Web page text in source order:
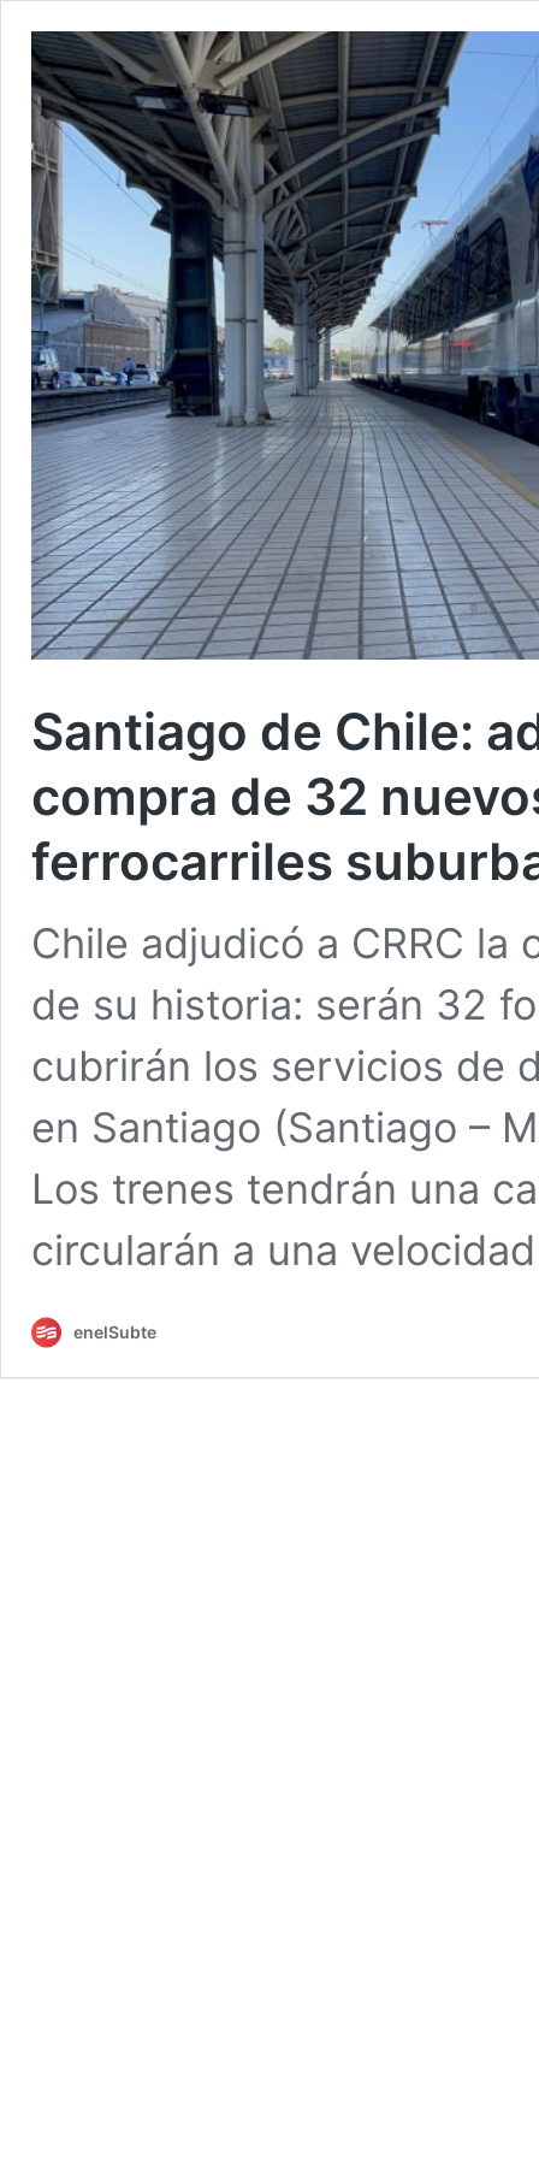
Santiago de Chile:
compra de 32
ferrocarriles
Chile adjudicó a CRRC
de su historia: serán 32
cubrirán los servicios de
en Santiago (Santiago –
Los trenes tendrán una
circularán a una
enelSubte